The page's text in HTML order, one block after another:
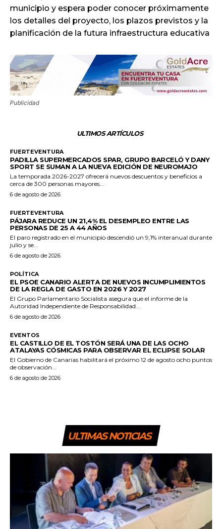
municipio y espera poder conocer próximamente
los detalles del proyecto, los plazos previstos y la
planificación de la futura infraestructura educativa
Publicidad
ULTIMOS ARTÍCULOS
FUERTEVENTURA
PADILLA SUPERMERCADOS SPAR, GRUPO BARCELÓ Y DANY
SPORT SE SUMAN A LA NUEVA EDICIÓN DE NEUROMAJO
La temporada 2026-2027 ofrecerá nuevos descuentos y beneficios a
cerca de 300 personas mayores...
6 de agosto de 2026
FUERTEVENTURA
PÁJARA REDUCE UN 21,4% EL DESEMPLEO ENTRE LAS
PERSONAS DE 25 A 44 AÑOS
El paro registrado en el municipio descendió un 9,1% interanual durante
julio y se...
6 de agosto de 2026
POLÍTICA
EL PSOE CANARIO ALERTA DE NUEVOS INCUMPLIMIENTOS
DE LA REGLA DE GASTO EN 2026 Y 2027
El Grupo Parlamentario Socialista asegura que el informe de la
Autoridad Independiente de Responsabilidad...
6 de agosto de 2026
EVENTOS
EL CASTILLO DE EL TOSTÓN SERÁ UNA DE LAS OCHO
ATALAYAS CÓSMICAS PARA OBSERVAR EL ECLIPSE SOLAR
El Gobierno de Canarias habilitará el próximo 12 de agosto ocho puntos
de observación...
6 de agosto de 2026
ULTIMAS NOTICIAS